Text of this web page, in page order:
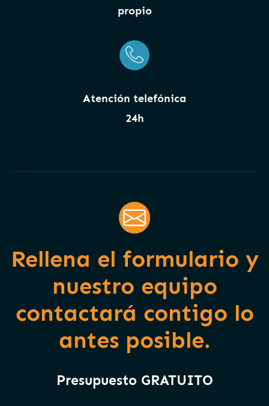
propio
Atención telefónica
24h
Rellena el formulario y
nuestro equipo
contactará contigo lo
antes posible.
Presupuesto GRATUITO